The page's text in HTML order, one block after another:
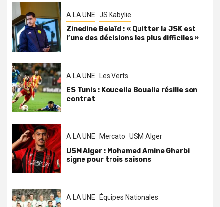
A LA UNE JS Kabylie
Zinedine Belaïd : « Quitter la JSK est
l’une des décisions les plus difficiles »
A LA UNE Les Verts
ES Tunis : Kouceila Boualia résilie son
contrat
A LA UNE Mercato USM Alger
USM Alger : Mohamed Amine Gharbi
signe pour trois saisons
A LA UNE Équipes Nationales